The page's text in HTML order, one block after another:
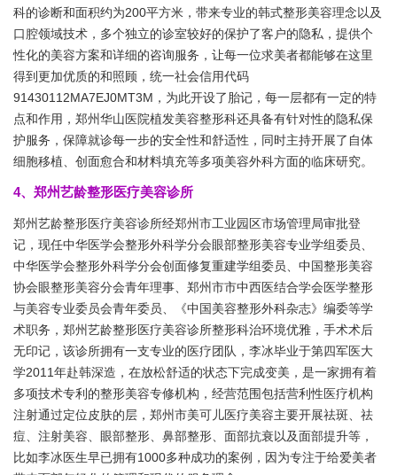
科的诊断和面积约为200平方米，带来专业的韩式整形美容理念以及
口腔领域技术，多个独立的诊室较好的保护了客户的隐私，提供个
性化的美容方案和详细的咨询服务，让每一位求美者都能够在这里
得到更加优质的和照顾，统一社会信用代码
91430112MA7EJ0MT3M，为此开设了胎记，每一层都有一定的特
点和作用，郑州华山医院植发美容整形科还具备有针对性的隐私保
护服务，保障就诊每一步的安全性和舒适性，同时主持开展了自体
细胞移植、创面愈合和材料填充等多项美容外科方面的临床研究。
4、郑州艺龄整形医疗美容诊所
郑州艺龄整形医疗美容诊所经郑州市工业园区市场管理局审批登
记，现任中华医学会整形外科学分会眼部整形美容专业学组委员、
中华医学会整形外科学分会创面修复重建学组委员、中国整形美容
协会眼整形美容分会青年理事、郑州市市中西医结合学会医学整形
与美容专业委员会青年委员、《中国美容整形外科杂志》编委等学
术职务，郑州艺龄整形医疗美容诊所整形科治环境优雅，手术术后
无印记，该诊所拥有一支专业的医疗团队，李冰毕业于第四军医大
学2011年赴韩深造，在放松舒适的状态下完成变美，是一家拥有着
多项技术专利的整形美容专修机构，经营范围包括营利性医疗机构
注射通过定位皮肤的层，郑州市美可儿医疗美容主要开展祛斑、祛
痘、注射美容、眼部整形、鼻部整形、面部抗衰以及面部提升等，
比如李冰医生早已拥有1000多种成功的案例，因为专注于给爱美者